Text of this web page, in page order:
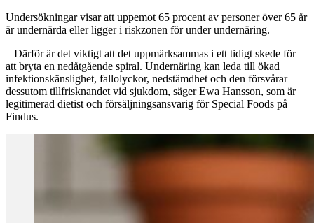
Undersökningar visar att uppemot 65 procent av personer över 65 år
är undernärda eller ligger i riskzonen för under undernäring.
– Därför är det viktigt att det uppmärksammas i ett tidigt skede för
att bryta en nedåtgående spiral. Undernäring kan leda till ökad
infektionskänslighet, fallolyckor, nedstämdhet och den försvårar
dessutom tillfrisknandet vid sjukdom, säger Ewa Hansson, som är
legitimerad dietist och försäljningsansvarig för Special Foods på
Findus.